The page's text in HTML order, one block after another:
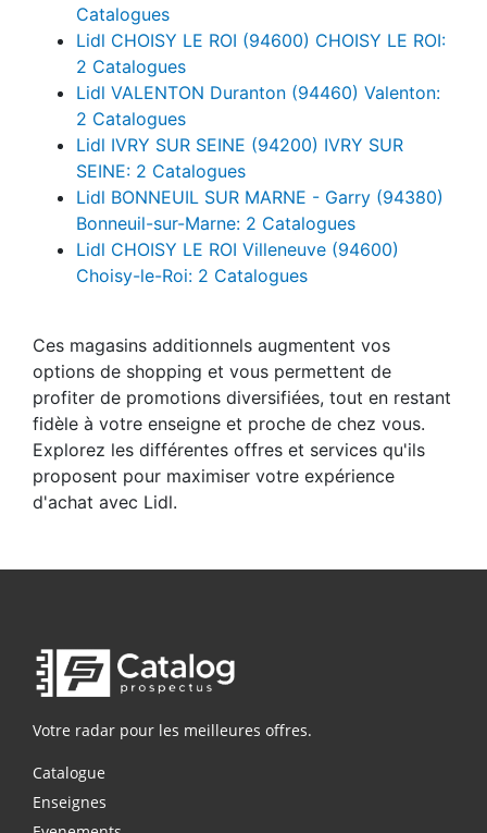
Catalogues
Lidl CHOISY LE ROI (94600) CHOISY LE ROI:
2 Catalogues
Lidl VALENTON Duranton (94460) Valenton:
2 Catalogues
Lidl IVRY SUR SEINE (94200) IVRY SUR
SEINE: 2 Catalogues
Lidl BONNEUIL SUR MARNE - Garry (94380)
Bonneuil-sur-Marne: 2 Catalogues
Lidl CHOISY LE ROI Villeneuve (94600)
Choisy-le-Roi: 2 Catalogues
Ces magasins additionnels augmentent vos
options de shopping et vous permettent de
profiter de promotions diversifiées, tout en restant
fidèle à votre enseigne et proche de chez vous.
Explorez les différentes offres et services qu'ils
proposent pour maximiser votre expérience
d'achat avec Lidl.
Votre radar pour les meilleures offres.
Catalogue
Enseignes